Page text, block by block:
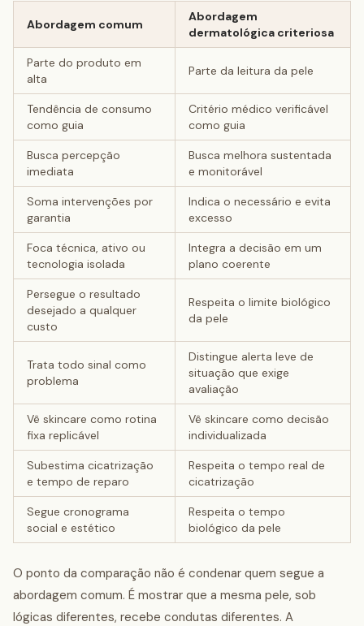
Abordagem comum
Abordagem
dermatológica criteriosa
Parte do produto em
alta
Parte da leitura da pele
Tendência de consumo
como guia
Critério médico verificável
como guia
Busca percepção
imediata
Busca melhora sustentada
e monitorável
Soma intervenções por
garantia
Indica o necessário e evita
excesso
Foca técnica, ativo ou
tecnologia isolada
Integra a decisão em um
plano coerente
Persegue o resultado
desejado a qualquer
custo
Respeita o limite biológico
da pele
Trata todo sinal como
problema
Distingue alerta leve de
situação que exige
avaliação
Vê skincare como rotina
fixa replicável
Vê skincare como decisão
individualizada
Subestima cicatrização
e tempo de reparo
Respeita o tempo real de
cicatrização
Segue cronograma
social e estético
Respeita o tempo
biológico da pele
O ponto da comparação não é condenar quem segue a
abordagem comum. É mostrar que a mesma pele, sob
lógicas diferentes, recebe condutas diferentes. A